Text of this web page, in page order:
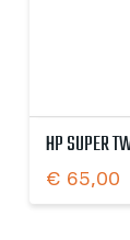
HP SUPER
€ 65,00